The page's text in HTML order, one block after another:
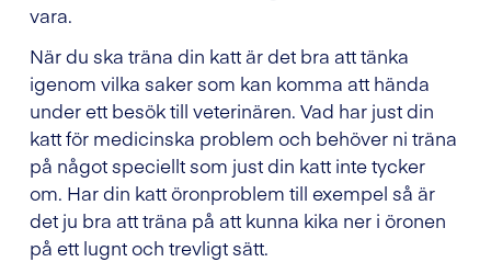
vara.
När du ska träna din katt är det bra att tänka
igenom vilka saker som kan komma att hända
under ett besök till veterinären. Vad har just din
katt för medicinska problem och behöver ni träna
på något speciellt som just din katt inte tycker
om. Har din katt öronproblem till exempel så är
det ju bra att träna på att kunna kika ner i öronen
på ett lugnt och trevligt sätt.